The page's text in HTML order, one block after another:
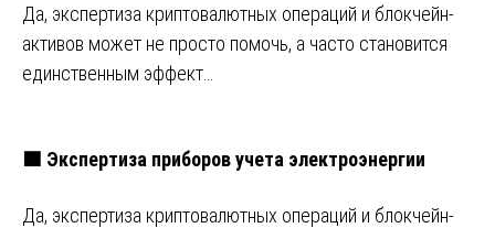
Да, экспертиза криптовалютных операций и блокчейн-
активов может не просто помочь, а часто становится
единственным эффект…
🟩 Экспертиза приборов учета электроэнергии
Да, экспертиза криптовалютных операций и блокчейн-